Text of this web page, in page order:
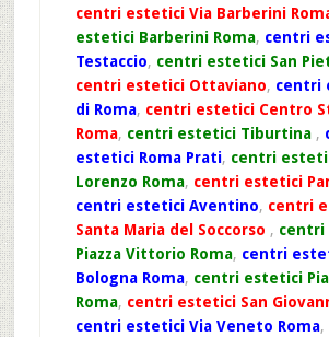
centri estetici Via Barberini
estetici Barberini Roma, centri
Testaccio, centri estetici San
centri estetici Ottaviano, centri
di Roma, centri estetici Centro
Roma, centri estetici Tiburtina ,
estetici Roma Prati, centri
Lorenzo Roma, centri estetici
centri estetici Aventino, centri
Santa Maria del Soccorso , centri
Piazza Vittorio Roma, centri
Bologna Roma, centri estetici
Roma, centri estetici San
centri estetici Via Veneto Roma,